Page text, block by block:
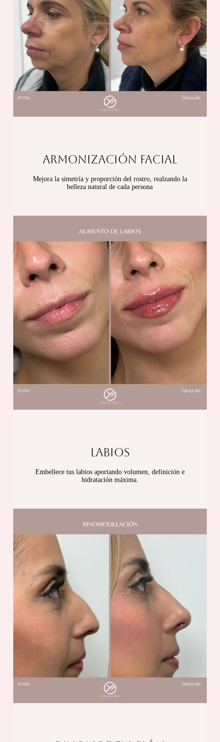
ARMONIZACIÓN FACIAL
Mejora la simetría y proporción del rostro, realzando la
belleza natural de cada persona
LABIOS
Embellece tus labios aportando volumen, definición e
hidratación máxima.